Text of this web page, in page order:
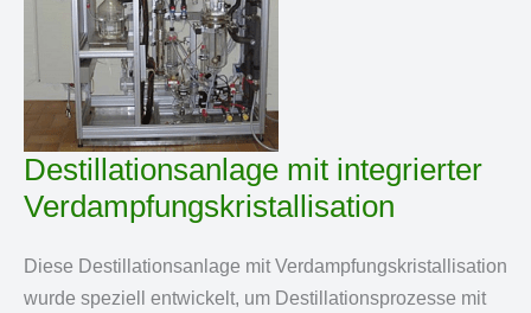
Destillationsanlage mit integrierter
Verdampfungskristallisation
Diese Destillationsanlage mit Verdampfungskristallisation
wurde speziell entwickelt, um Destillationsprozesse mit